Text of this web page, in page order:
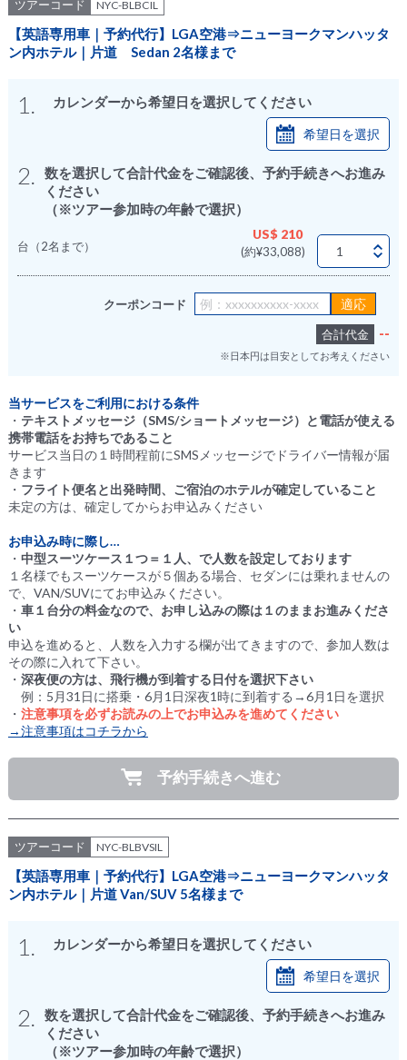
ツアーコード NYC-BLBCIL
【英語専用車｜予約代行】LGA空港⇒ニューヨークマンハッタ
ン内ホテル｜片道 Sedan 2名様まで
1. カレンダーから希望日を選択してください
希望日を選択
2.
数を選択して合計代金をご確認後、予約手続きへお進み
ください
（※ツアー参加時の年齢で選択）
台（2名まで）
US$ 210
(約¥33,088)
クーポンコード
合計代金 --
※日本円は目安としてお考えください
当サービスをご利用における条件
・ テキストメッセージ（SMS/ショートメッセージ）と電話が使える
携帯電話をお持ちであること
サービス当日の１時間程前にSMSメッセージでドライバー情報が届
きます
・ フライト便名と出発時間、ご宿泊のホテルが確定していること
未定の方は、確定してからお申込みください
お申込み時に際し…
・ 中型スーツケース１つ＝１人、で人数を設定しております
１名様でもスーツケースが５個ある場合、セダンには乗れませんの
で、VAN/SUVにてお申込みください。
・ 車１台分の料金なので、お申し込みの際は１のままお進みくださ
い
申込を進めると、人数を入力する欄が出てきますので、参加人数は
その際に入れて下さい。
・ 深夜便の方は、飛行機が到着する日付を選択下さい
例：5月31日に搭乗・6月1日深夜1時に到着する→6月1日を選択
・ 注意事項を必ずお読みの上でお申込みを進めてください
→注意事項はコチラから
予約手続きへ進む
ツアーコード NYC-BLBVSIL
【英語専用車｜予約代行】LGA空港⇒ニューヨークマンハッタ
ン内ホテル｜片道 Van/SUV 5名様まで
1. カレンダーから希望日を選択してください
希望日を選択
2.
数を選択して合計代金をご確認後、予約手続きへお進み
ください
（※ツアー参加時の年齢で選択）